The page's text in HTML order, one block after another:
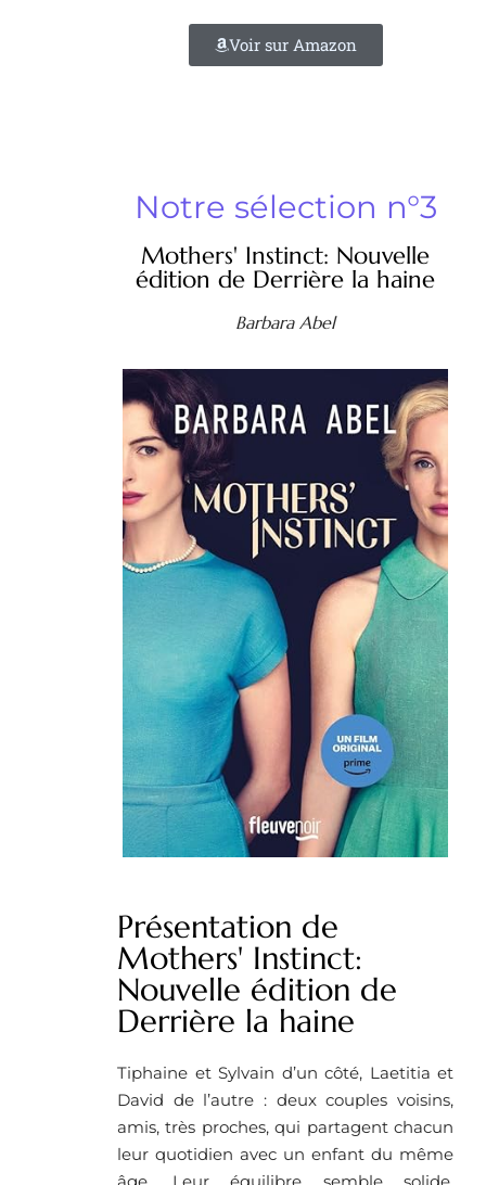
Voir sur Amazon
Notre sélection n°3
Mothers' Instinct: Nouvelle
édition de Derrière la haine
Barbara Abel
Présentation de
Mothers' Instinct:
Nouvelle édition de
Derrière la haine
Tiphaine et Sylvain d’un côté, Laetitia et
David de l’autre : deux couples voisins,
amis, très proches, qui partagent chacun
leur quotidien avec un enfant du même